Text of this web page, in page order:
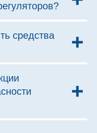
средства